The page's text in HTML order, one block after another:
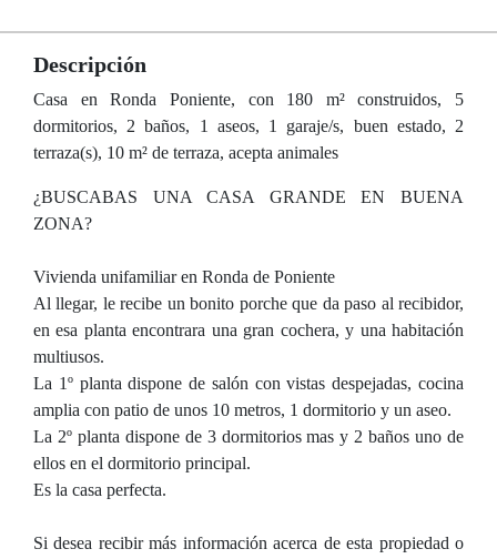
Descripción
Casa en Ronda Poniente, con 180 m² construidos, 5
dormitorios, 2 baños, 1 aseos, 1 garaje/s, buen estado, 2
terraza(s), 10 m² de terraza, acepta animales
¿BUSCABAS UNA CASA GRANDE EN BUENA
ZONA?
Vivienda unifamiliar en Ronda de Poniente
Al llegar, le recibe un bonito porche que da paso al recibidor,
en esa planta encontrara una gran cochera, y una habitación
multiusos.
La 1º planta dispone de salón con vistas despejadas, cocina
amplia con patio de unos 10 metros, 1 dormitorio y un aseo.
La 2º planta dispone de 3 dormitorios mas y 2 baños uno de
ellos en el dormitorio principal.
Es la casa perfecta.
Si desea recibir más información acerca de esta propiedad o